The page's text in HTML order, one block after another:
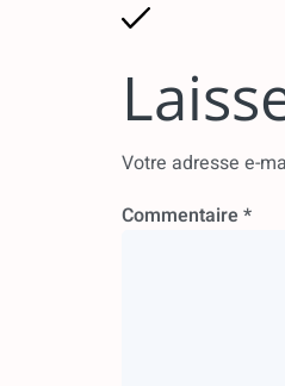
Votre adresse e-
Commentaire *